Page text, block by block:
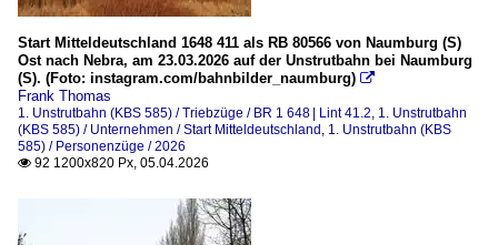
Start Mitteldeutschland 1648 411 als RB 80566 von Naumburg (S)
Ost nach Nebra, am 23.03.2026 auf der Unstrutbahn bei Naumburg
(S). (Foto: instagram.com/bahnbilder_naumburg) 
Frank Thomas
1. Unstrutbahn (KBS 585) / Triebzüge / BR 1 648 | Lint 41.2 1. Unstrutbahn
(KBS 585) / Unternehmen / Start Mitteldeutschland 1. Unstrutbahn (KBS
585) / Personenzüge / 2026
 92 1200x820 Px, 05.04.2026